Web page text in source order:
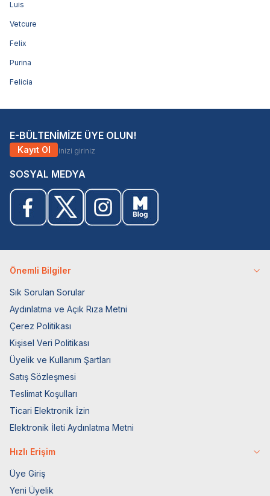
Luis
Vetcure
Felix
Purina
Felicia
E-BÜLTENİMİZE ÜYE OLUN!
Kayıt Ol
SOSYAL MEDYA
Önemli Bilgiler
Sık Sorulan Sorular
Aydınlatma ve Açık Rıza Metni
Çerez Politikası
Kişisel Veri Politikası
Üyelik ve Kullanım Şartları
Satış Sözleşmesi
Teslimat Koşulları
Ticari Elektronik İzin
Elektronik İleti Aydınlatma Metni
Hızlı Erişim
Üye Giriş
Yeni Üyelik